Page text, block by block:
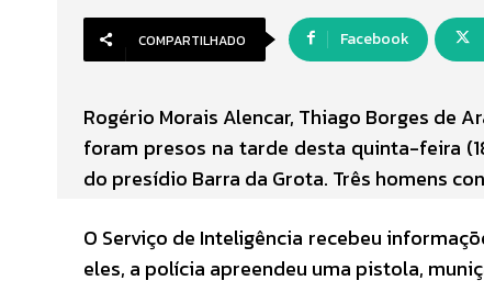
COMPARTILHADO Facebook
Rogério Morais Alencar, Thiago Borges de
foram presos na tarde desta quinta-feira
do presídio Barra da Grota. Três homens
O Serviço de Inteligência recebeu
eles, a polícia apreendeu uma pistola,